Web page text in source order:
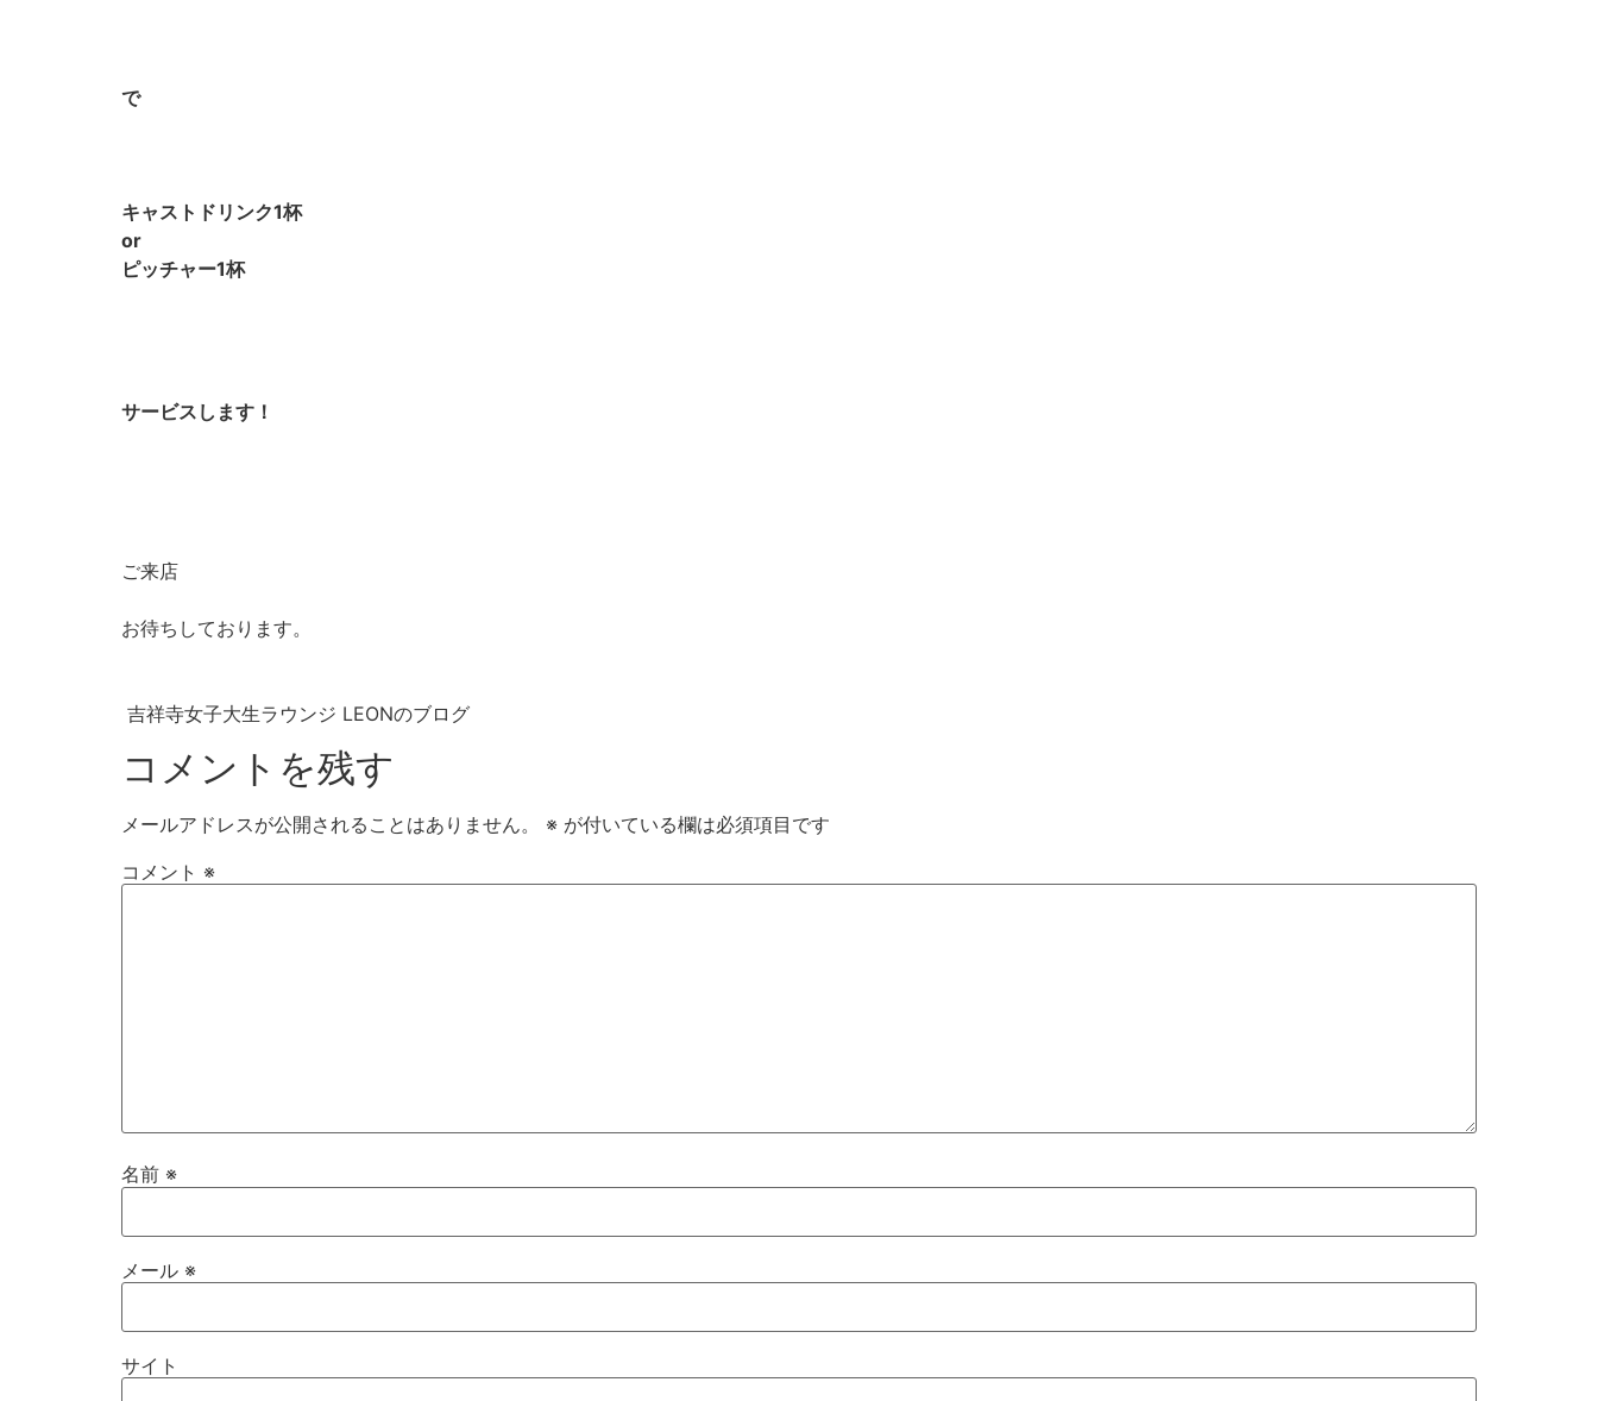
で
キャストドリンク1杯
or
ピッチャー1杯
サービスします！
ご来店
お待ちしております。
吉祥寺女子大生ラウンジ LEONのブログ
コメントを残す
メールアドレスが公開されることはありません。 ※ が付いている欄は必須項目です
コメント ※
名前 ※
メール ※
サイト